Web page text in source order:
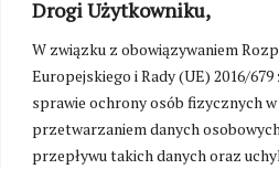
Drogi Użytkowniku,
W związku z obowiązywaniem
Europejskiego i Rady (UE) 2016/679
sprawie ochrony osób fizycznych
przetwarzaniem danych
przepływu takich danych oraz